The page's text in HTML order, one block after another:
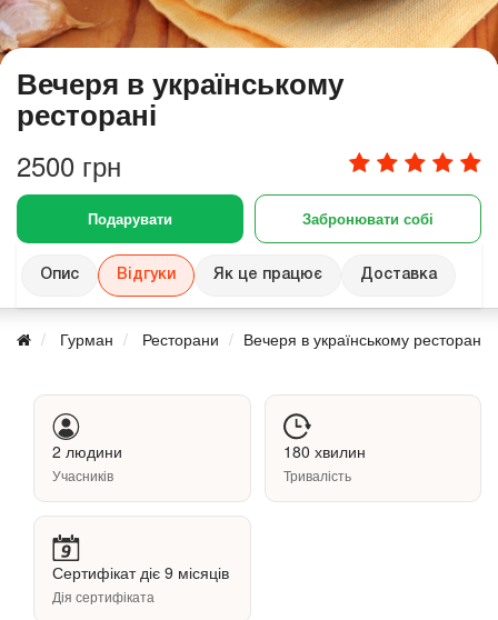
Вечеря в українському
ресторані
2500 грн
Подарувати Забронювати собі
Опис Відгуки Як це працює Доставка
Гурман Ресторани Вечеря в українському ресторані
2 людини
Учасників
180 хвилин
Тривалість
Сертифікат діє 9 місяців
Дія сертифіката